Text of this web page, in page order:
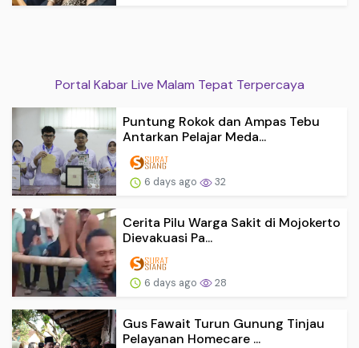
Portal Kabar Live Malam Tepat Terpercaya
Puntung Rokok dan Ampas Tebu
Antarkan Pelajar Meda...
6 days ago 32
Cerita Pilu Warga Sakit di Mojokerto
Dievakuasi Pa...
6 days ago 28
Gus Fawait Turun Gunung Tinjau
Pelayanan Homecare ...